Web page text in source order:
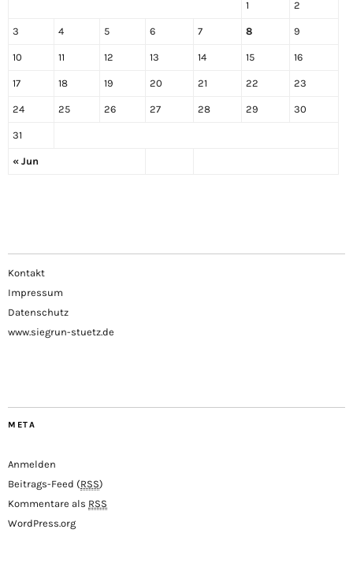
« Jun
1 2
3 4 5 6 7 8 9
10 11 12 13 14 15 16
17 18 19 20 21 22 23
24 25 26 27 28 29 30
31
Kontakt
Impressum
Datenschutz
www.siegrun-stuetz.de
META
Anmelden
Beitrags-Feed (RSS)
Kommentare als RSS
WordPress.org